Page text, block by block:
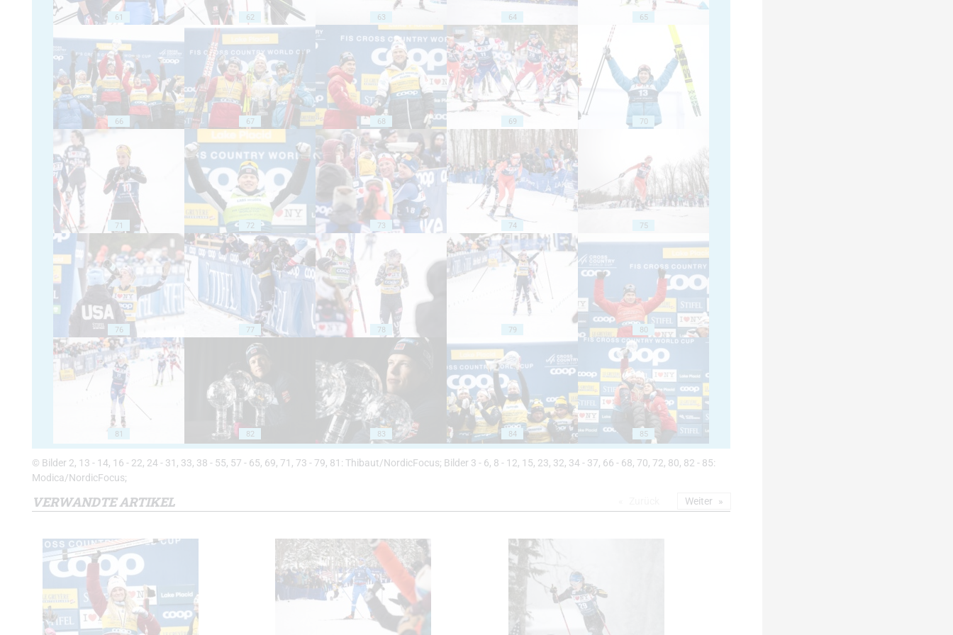
61 62 63 64 65
66 67 68 69 70
71 72 73 74 75
76 77 78 79 80
81 82 83 84 85
© Bilder 2, 13 - 14, 16 - 22, 24 - 31, 33, 38 - 55, 57 - 65, 69, 71, 73 - 79, 81: Thibaut/NordicFocus; Bilder 3 - 6, 8 - 12, 15, 23, 32, 34 - 37, 66 - 68, 70, 72, 80, 82 - 85:
Modica/NordicFocus;
VERWANDTE ARTIKEL Weiter